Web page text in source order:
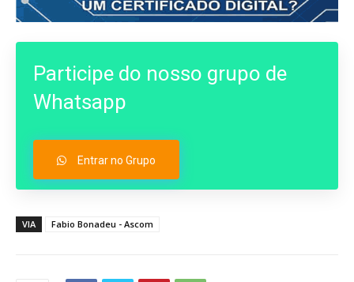
Participe do nosso grupo de
Whatsapp
Entrar no Grupo
VIA Fabio Bonadeu - Ascom